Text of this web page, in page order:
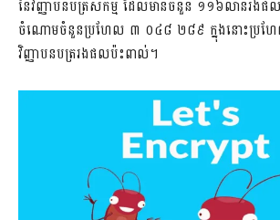
នៃវិញ្ញាបនបត្រសកម្ម ដែលមានចំនួន ១១៦លានរង
ចំណោមចំនួនប្រហែល ៣ ០៤៨ ២៨៩ ក្នុងនោះប្រហ
វិញ្ញាបនបត្ររងផលប៉ះពាល់។